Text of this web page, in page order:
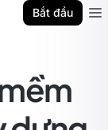
Bắt đầu